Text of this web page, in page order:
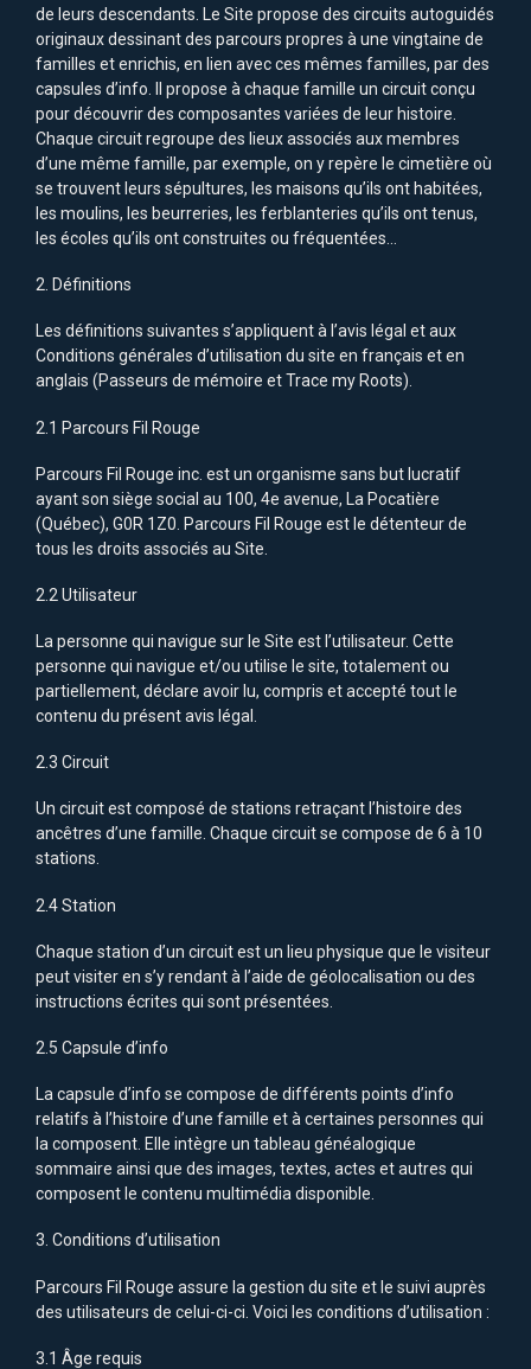
de leurs descendants. Le Site propose des circuits autoguidés
originaux dessinant des parcours propres à une vingtaine de
familles et enrichis, en lien avec ces mêmes familles, par des
capsules d’info. Il propose à chaque famille un circuit conçu
pour découvrir des composantes variées de leur histoire.
Chaque circuit regroupe des lieux associés aux membres
d’une même famille, par exemple, on y repère le cimetière où
se trouvent leurs sépultures, les maisons qu’ils ont habitées,
les moulins, les beurreries, les ferblanteries qu’ils ont tenus,
les écoles qu’ils ont construites ou fréquentées…
2. Définitions
Les définitions suivantes s’appliquent à l’avis légal et aux
Conditions générales d’utilisation du site en français et en
anglais (Passeurs de mémoire et Trace my Roots).
2.1 Parcours Fil Rouge
Parcours Fil Rouge inc. est un organisme sans but lucratif
ayant son siège social au 100, 4e avenue, La Pocatière
(Québec), G0R 1Z0. Parcours Fil Rouge est le détenteur de
tous les droits associés au Site.
2.2 Utilisateur
La personne qui navigue sur le Site est l’utilisateur. Cette
personne qui navigue et/ou utilise le site, totalement ou
partiellement, déclare avoir lu, compris et accepté tout le
contenu du présent avis légal.
2.3 Circuit
Un circuit est composé de stations retraçant l’histoire des
ancêtres d’une famille. Chaque circuit se compose de 6 à 10
stations.
2.4 Station
Chaque station d’un circuit est un lieu physique que le visiteur
peut visiter en s’y rendant à l’aide de géolocalisation ou des
instructions écrites qui sont présentées.
2.5 Capsule d’info
La capsule d’info se compose de différents points d’info
relatifs à l’histoire d’une famille et à certaines personnes qui
la composent. Elle intègre un tableau généalogique
sommaire ainsi que des images, textes, actes et autres qui
composent le contenu multimédia disponible.
3. Conditions d’utilisation
Parcours Fil Rouge assure la gestion du site et le suivi auprès
des utilisateurs de celui-ci-ci. Voici les conditions d’utilisation :
3.1 Âge requis